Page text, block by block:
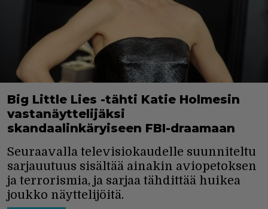
Big Little Lies -tähti Katie Holmesin
vastanäyttelijäksi
skandaalinkäryiseen FBI-draamaan
Seuraavalla televisiokaudelle suunniteltu
sarjauutuus sisältää ainakin aviopetoksen
ja terrorismia, ja sarjaa tähdittää huikea
joukko näyttelijöitä.